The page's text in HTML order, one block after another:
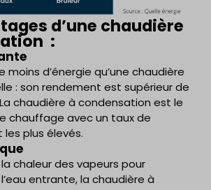
d’une chaudière
:
moins d’énergie qu’une chaudière
: son rendement est supérieur de
chaudière à condensation est le
chauffage avec un taux de
plus élevés.
chaleur des vapeurs pour
entrante, la chaudière à